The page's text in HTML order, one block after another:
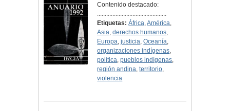
Contenido destacado:
.............................................
Etiquetas: África,América,
Asia,derechos humanos,
Europa,justicia,Oceanía,
organizaciones indígenas,
política,pueblos indígenas,
región andina,territorio,
violencia